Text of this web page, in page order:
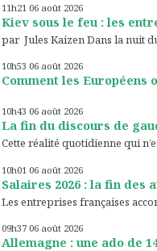
11h21 06 août 2026
Kiev sous le feu : les
par Jules Kaizen Dans la nuit
10h53 06 août 2026
Comment les Européens
10h43 06 août 2026
La fin du discours de
Cette réalité quotidienne qui
10h01 06 août 2026
Salaires 2026 : la fin des
Les entreprises françaises
09h37 06 août 2026
Allemagne : une ado de